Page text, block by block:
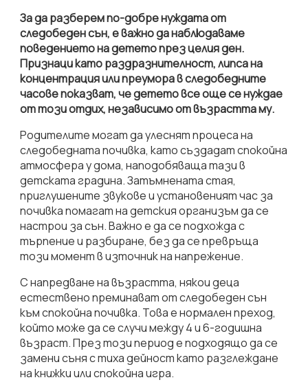
За да разберем по-добре нуждата от
следобеден сън, е важно да наблюдаваме
поведението на детето през целия ден.
Признаци като раздразнителност, липса на
концентрация или преумора в следобедните
часове показват, че детето все още се нуждае
от този отдих, независимо от възрастта му.
Родителите могат да улеснят процеса на
следобедната почивка, като създадат спокойна
атмосфера у дома, наподобяваща тази в
детската градина. Затъмнената стая,
приглушените звукове и установеният час за
почивка помагат на детския организъм да се
настрои за сън. Важно е да се подхожда с
търпение и разбиране, без да се превръща
този момент в източник на напрежение.
С напредване на възрастта, някои деца
естествено преминават от следобеден сън
към спокойна почивка. Това е нормален преход,
който може да се случи между 4 и 6-годишна
възраст. През този период е подходящо да се
замени съня с тиха дейност като разглеждане
на книжки или спокойна игра.